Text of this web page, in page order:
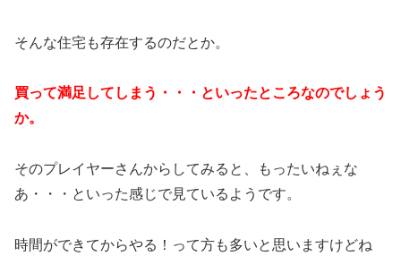
そんな住宅も存在するのだとか。
買って満足してしまう・・・といったところなのでしょう
か。
そのプレイヤーさんからしてみると、もったいねぇな
あ・・・といった感じで見ているようです。
時間ができてからやる！って方も多いと思いますけどね